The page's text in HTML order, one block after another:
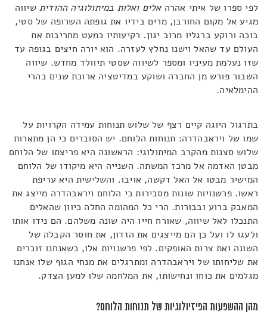
לפי ספרו של איתי אהרהאלים ואלות במיתולוגיה ההודית שיווה
מגיע אל מקום החורבן, מרים בידיו את גופתה השרופה של סטי,
בוכה ורוקע ברגליו מרוב יגון. רקיעותיו כמעט מחריבות את
העולם עד שהאל וישנו נחלץ לעזרה. הוא יורה חיצים בגופה עד
שזו נעלמת מעיניו ומספר לשיווה שסטי תיוולד מחדש. שיווה
השבור פורש מן החברה ושוקע במדיטציה ארוכת שנים בהרי
ההימלאיה.
בתרגול היוגה קיים רצף של שלוש תנוחות עמידה הקרויות על
שמו של ויראבהדרה: תנוחות הלוחם. יש הסוברים כי הן מתארות
שלוש סצנות מהקרב המיתולוגי: הראשונה היא פריצתו של הלוחם
מבטן האדמה אל מרכז המשתה. השנייה היא מיקודו של הלוחם
המישיר מבטו אל האל דקשה, אויבו. והשלישית היא עריפת
ראשו. פרשנויות שונות מסבירות כי הלוחם ויראבהדרה מייצג את
המאבק ברוע ובבורות. הרי כל המהומה החלה כיוון שהאלים
התנכלו לאל שיווה, שאורח חייו היה שונה משלהם. הם נידו אותו
ולעגו לו ועל כן הם מייצגים את הזדון, את חוסר הקבלה של
השונה ואת צרות האופקים. לפי פרשנויות אלו, כשאנחנו זוכרים
את שליחותו של ויראבהדרה ומתרגלים את מנחי הגוף שלו אנחנו
מגלמים את כוחו ונחישותו, את המלחמה שלו למען הצדק.
מהן ההשפעות הפיזיולוגיות של תנוחות הלוחם?